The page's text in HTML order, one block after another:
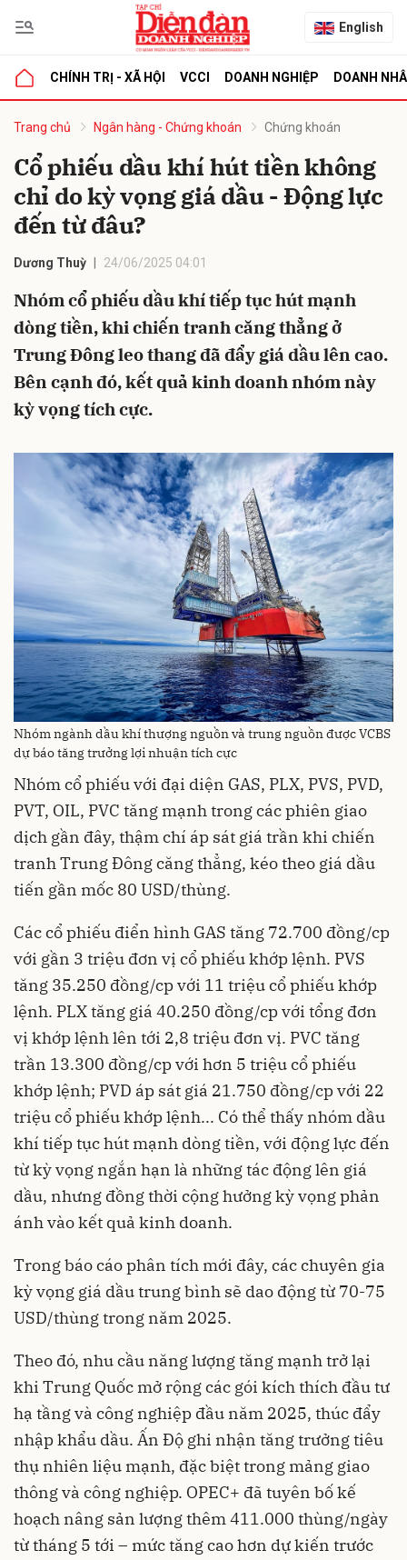
English
CHÍNH TRỊ - XÃ HỘI VCCI DOANH NGHIỆP DOANH
Trang chủ Ngân hàng - Chứng khoán Chứng khoán
Cổ phiếu dầu khí hút tiền không
chỉ do kỳ vọng giá dầu - Động lực
đến từ đâu?
Dương Thuỳ 24/06/2025 04:01
Nhóm cổ phiếu dầu khí tiếp tục hút mạnh
dòng tiền, khi chiến tranh căng thẳng ở
Trung Đông leo thang đã đẩy giá dầu lên cao.
Bên cạnh đó, kết quả kinh doanh nhóm này
kỳ vọng tích cực.
Nhóm ngành dầu khí thượng nguồn và trung nguồn được VCBS
dự báo tăng trưởng lợi nhuận tích cực
Nhóm cổ phiếu với đại diện GAS, PLX, PVS, PVD,
PVT, OIL, PVC tăng mạnh trong các phiên giao
dịch gần đây, thậm chí áp sát giá trần khi chiến
tranh Trung Đông căng thẳng, kéo theo giá dầu
tiến gần mốc 80 USD/thùng.
Các cổ phiếu điển hình GAS tăng 72.700 đồng/cp
với gần 3 triệu đơn vị cổ phiếu khớp lệnh. PVS
tăng 35.250 đồng/cp với 11 triệu cổ phiếu khớp
lệnh. PLX tăng giá 40.250 đồng/cp với tổng đơn
vị khớp lệnh lên tới 2,8 triệu đơn vị. PVC tăng
trần 13.300 đồng/cp với hơn 5 triệu cổ phiếu
khớp lệnh; PVD áp sát giá 21.750 đồng/cp với 22
triệu cổ phiếu khớp lệnh... Có thể thấy nhóm dầu
khí tiếp tục hút mạnh dòng tiền, với động lực đến
từ kỳ vọng ngắn hạn là những tác động lên giá
dầu, nhưng đồng thời cộng hưởng kỳ vọng phản
ánh vào kết quả kinh doanh.
Trong báo cáo phân tích mới đây, các chuyên gia
kỳ vọng giá dầu trung bình sẽ dao động từ 70-75
USD/thùng trong năm 2025.
Theo đó, nhu cầu năng lượng tăng mạnh trở lại
khi Trung Quốc mở rộng các gói kích thích đầu tư
hạ tầng và công nghiệp đầu năm 2025, thúc đẩy
nhập khẩu dầu. Ấn Độ ghi nhận tăng trưởng tiêu
thụ nhiên liệu mạnh, đặc biệt trong mảng giao
thông và công nghiệp. OPEC+ đã tuyên bố kế
hoạch nâng sản lượng thêm 411.000 thùng/ngày
từ tháng 5 tới – mức tăng cao hơn dự kiến trước
luận
Hủy